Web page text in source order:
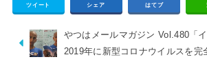
ツイート シェア はてブ
やつはメールマガジン Vol.480「
2019年に新型コロナウイルスを完